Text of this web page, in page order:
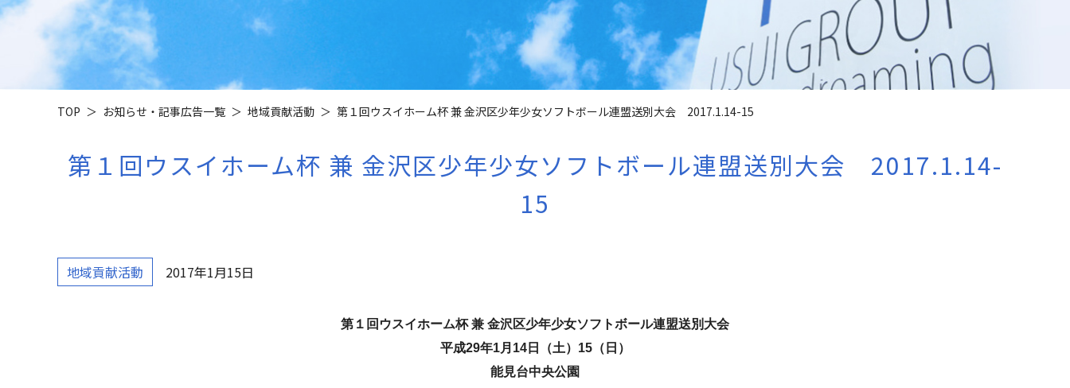
TOP お知らせ・記事広告一覧 地域貢献活動 第１回ウスイホーム杯 兼 金沢区少年少女ソフトボール連盟送別大会 2017.1.14-15
第１回ウスイホーム杯 兼 金沢区少年少女ソフトボール連盟送別大会 2017.1.14-
15
地域貢献活動 2017年1月15日
第１回ウスイホーム杯 兼 金沢区少年少女ソフトボール連盟送別大会
平成29年1月14日（土）15（日）
能見台中央公園